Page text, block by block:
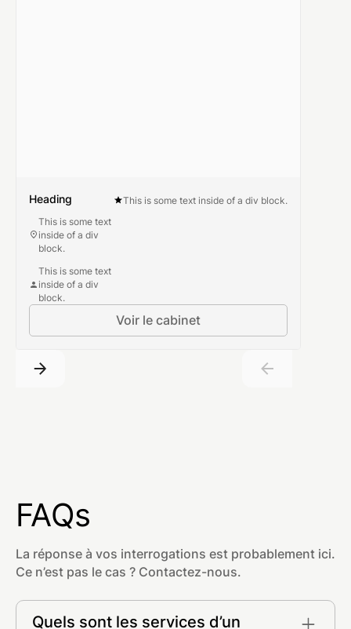
Heading
This is some text
inside of a div
block.
This is some text
inside of a div
block.
This is some text inside of a div block.
Voir le cabinet
FAQs
La réponse à vos interrogations est probablement ici.
Ce n’est pas le cas ? Contactez-nous.
Quels sont les services d’un